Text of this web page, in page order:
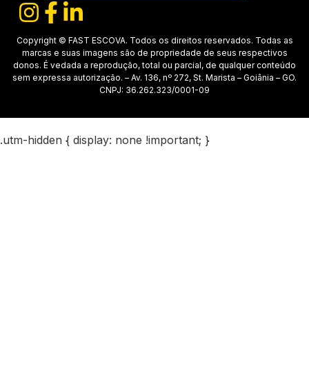
Copyright © FAST ESCOVA. Todos os direitos reservados. Todas as
marcas e suas imagens são de propriedade de seus respectivos
donos. É vedada a reprodução, total ou parcial, de qualquer conteúdo
sem expressa autorização. – Av. 136, nº 272, St. Marista – Goiânia – GO.
CNPJ: 36.262.323/0001-09
.utm-hidden { display: none !important; }